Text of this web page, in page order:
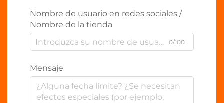
Nombre de usuario en redes sociales /
Nombre de la tienda
0/100
Mensaje